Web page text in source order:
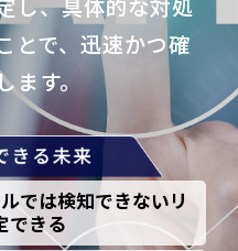
し、具体的な対処
とで、迅速かつ確
ます。
では検知できないリ
できる